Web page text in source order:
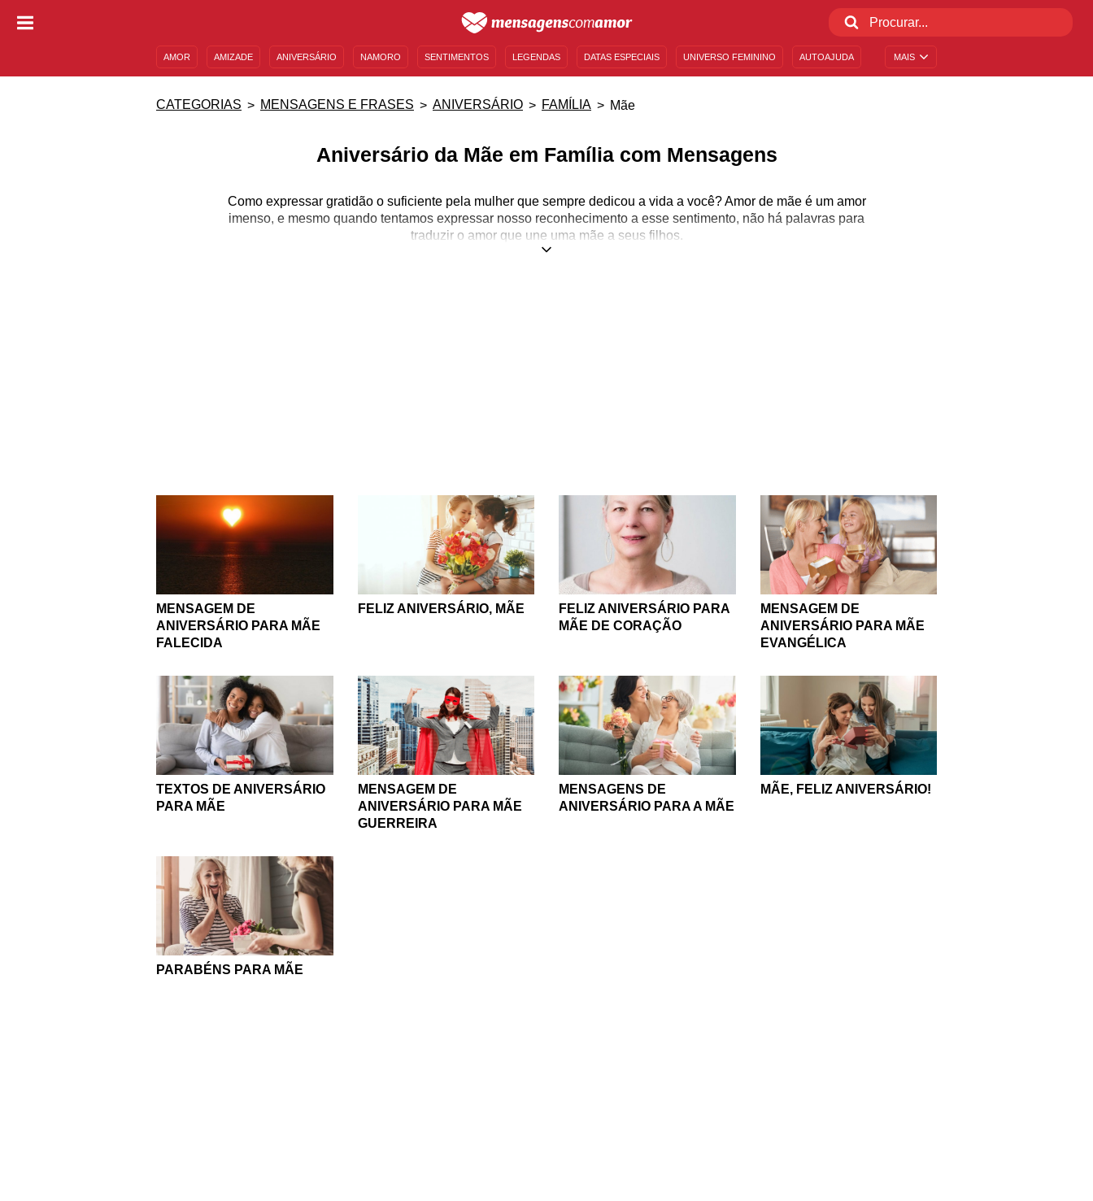
MAIS
AMOR AMIZADE ANIVERSÁRIO NAMORO SENTIMENTOS LEGENDAS DATAS ESPECIAIS UNIVERSO FEMININO AUTOAJUDA
CATEGORIAS MENSAGENS E FRASES ANIVERSÁRIO FAMÍLIA Mãe
Aniversário da Mãe em Família com Mensagens
Como expressar gratidão o suficiente pela mulher que sempre dedicou a vida a você? Amor de mãe é um amor
imenso, e mesmo quando tentamos expressar nosso reconhecimento a esse sentimento, não há palavras para
traduzir o amor que une uma mãe a seus filhos.
enfrentar a vida.
Nessa data especial, parabenize sua mãe, ela merece muito mais do que flores, muito mais do que qualquer
presente que qualquer dinheiro possa comprar. Não há no mundo medida alguma que consiga mensurar a
imensidão do amor de uma mãe. Por isso, no aniversário dela, não deixe de retribuir esse sentimento
incondicional.
MENSAGEM DE
ANIVERSÁRIO PARA MÃE
FALECIDA
FELIZ ANIVERSÁRIO, MÃE
FELIZ ANIVERSÁRIO PARA
MÃE DE CORAÇÃO
MENSAGEM DE
ANIVERSÁRIO PARA MÃE
EVANGÉLICA
TEXTOS DE ANIVERSÁRIO
PARA MÃE
MENSAGEM DE
ANIVERSÁRIO PARA MÃE
GUERREIRA
MENSAGENS DE
ANIVERSÁRIO PARA A MÃE
MÃE, FELIZ ANIVERSÁRIO!
PARABÉNS PARA MÃE